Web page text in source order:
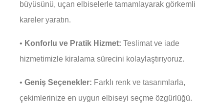
büyüsünü, uçan elbiselerle tamamlayarak görkemli
kareler yaratın.
• Konforlu ve Pratik Hizmet: Teslimat ve iade
hizmetimizle kiralama sürecini kolaylaştırıyoruz.
• Geniş Seçenekler: Farklı renk ve tasarımlarla,
çekimlerinize en uygun elbiseyi seçme özgürlüğü.